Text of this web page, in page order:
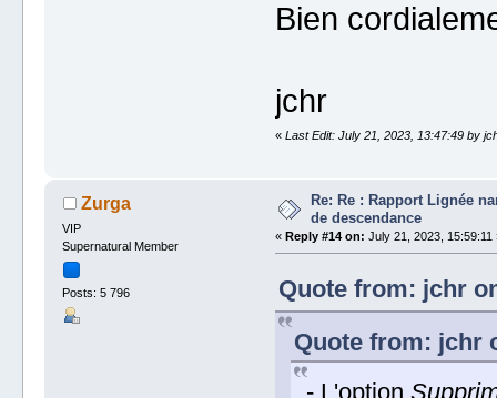
Bien
jchr
« Last Edit: July 21, 2023, 13:47:49 by
Zurga
VIP
Supernatural Member
Posts: 5 796
Re: Re : Rapport Lignée
de descendance
« Reply #14 on: July 21, 2023, 15:59:11
Quote from: jchr
Quote from: jchr
- L'option